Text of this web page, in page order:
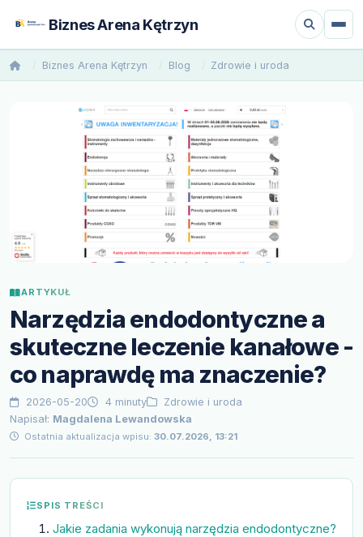
Biznes Arena Kętrzyn
Biznes Arena Kętrzyn Blog Zdrowie i uroda
ARTYKUŁ
Narzędzia endodontyczne a
skuteczne leczenie kanałowe -
co naprawdę ma znaczenie?
2026-05-20 4 minuty
Zdrowie i uroda
Napisał: Magdalena Lewandowska
Ostatnia aktualizacja wpisu: 30.07.2026, 13:21
SPIS TREŚCI
Jakie zadania wykonują narzędzia endodontyczne?